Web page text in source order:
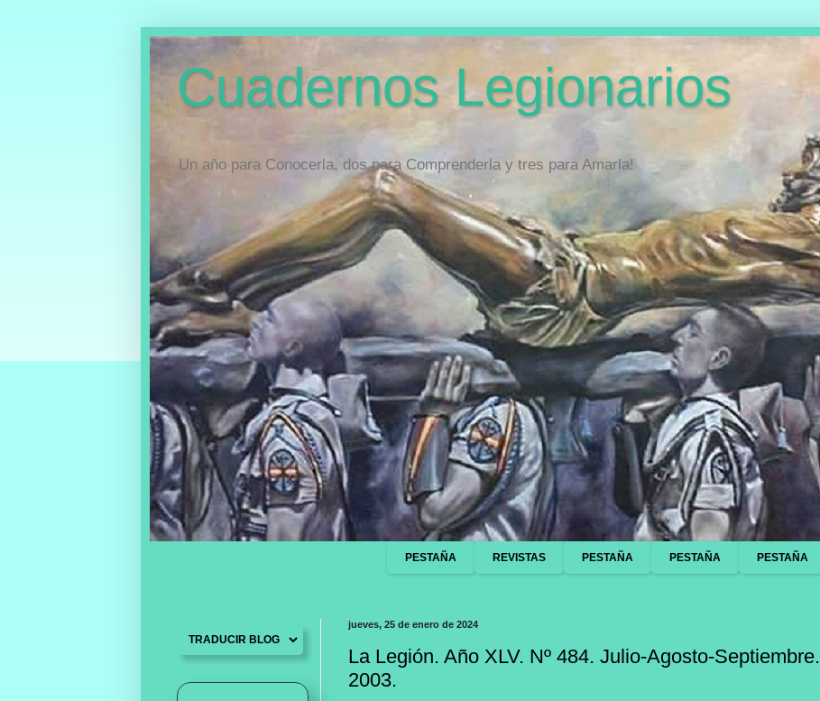
Cuadernos Legionarios
Un año para Conocerla, dos para Comprenderla y tres para Amarla!
PESTAÑA REVISTAS PESTAÑA PESTAÑA PESTAÑA
jueves, 25 de enero de 2024
La Legión. Año XLV. Nº 484. Julio-Agosto-Septiembre.
2003.